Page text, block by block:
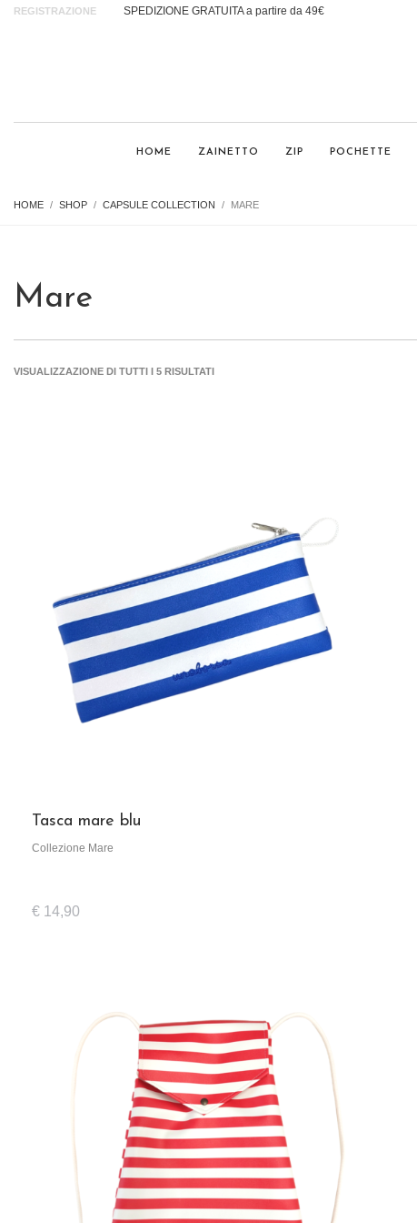
REGISTRAZIONE SPEDIZIONE GRATUITA a partire da 49€
HOME ZAINETTO ZIP POCHETTE
HOME SHOP CAPSULE COLLECTION MARE
Mare
VISUALIZZAZIONE DI TUTTI I 5 RISULTATI
Tasca mare blu
Collezione Mare
€ 14,90